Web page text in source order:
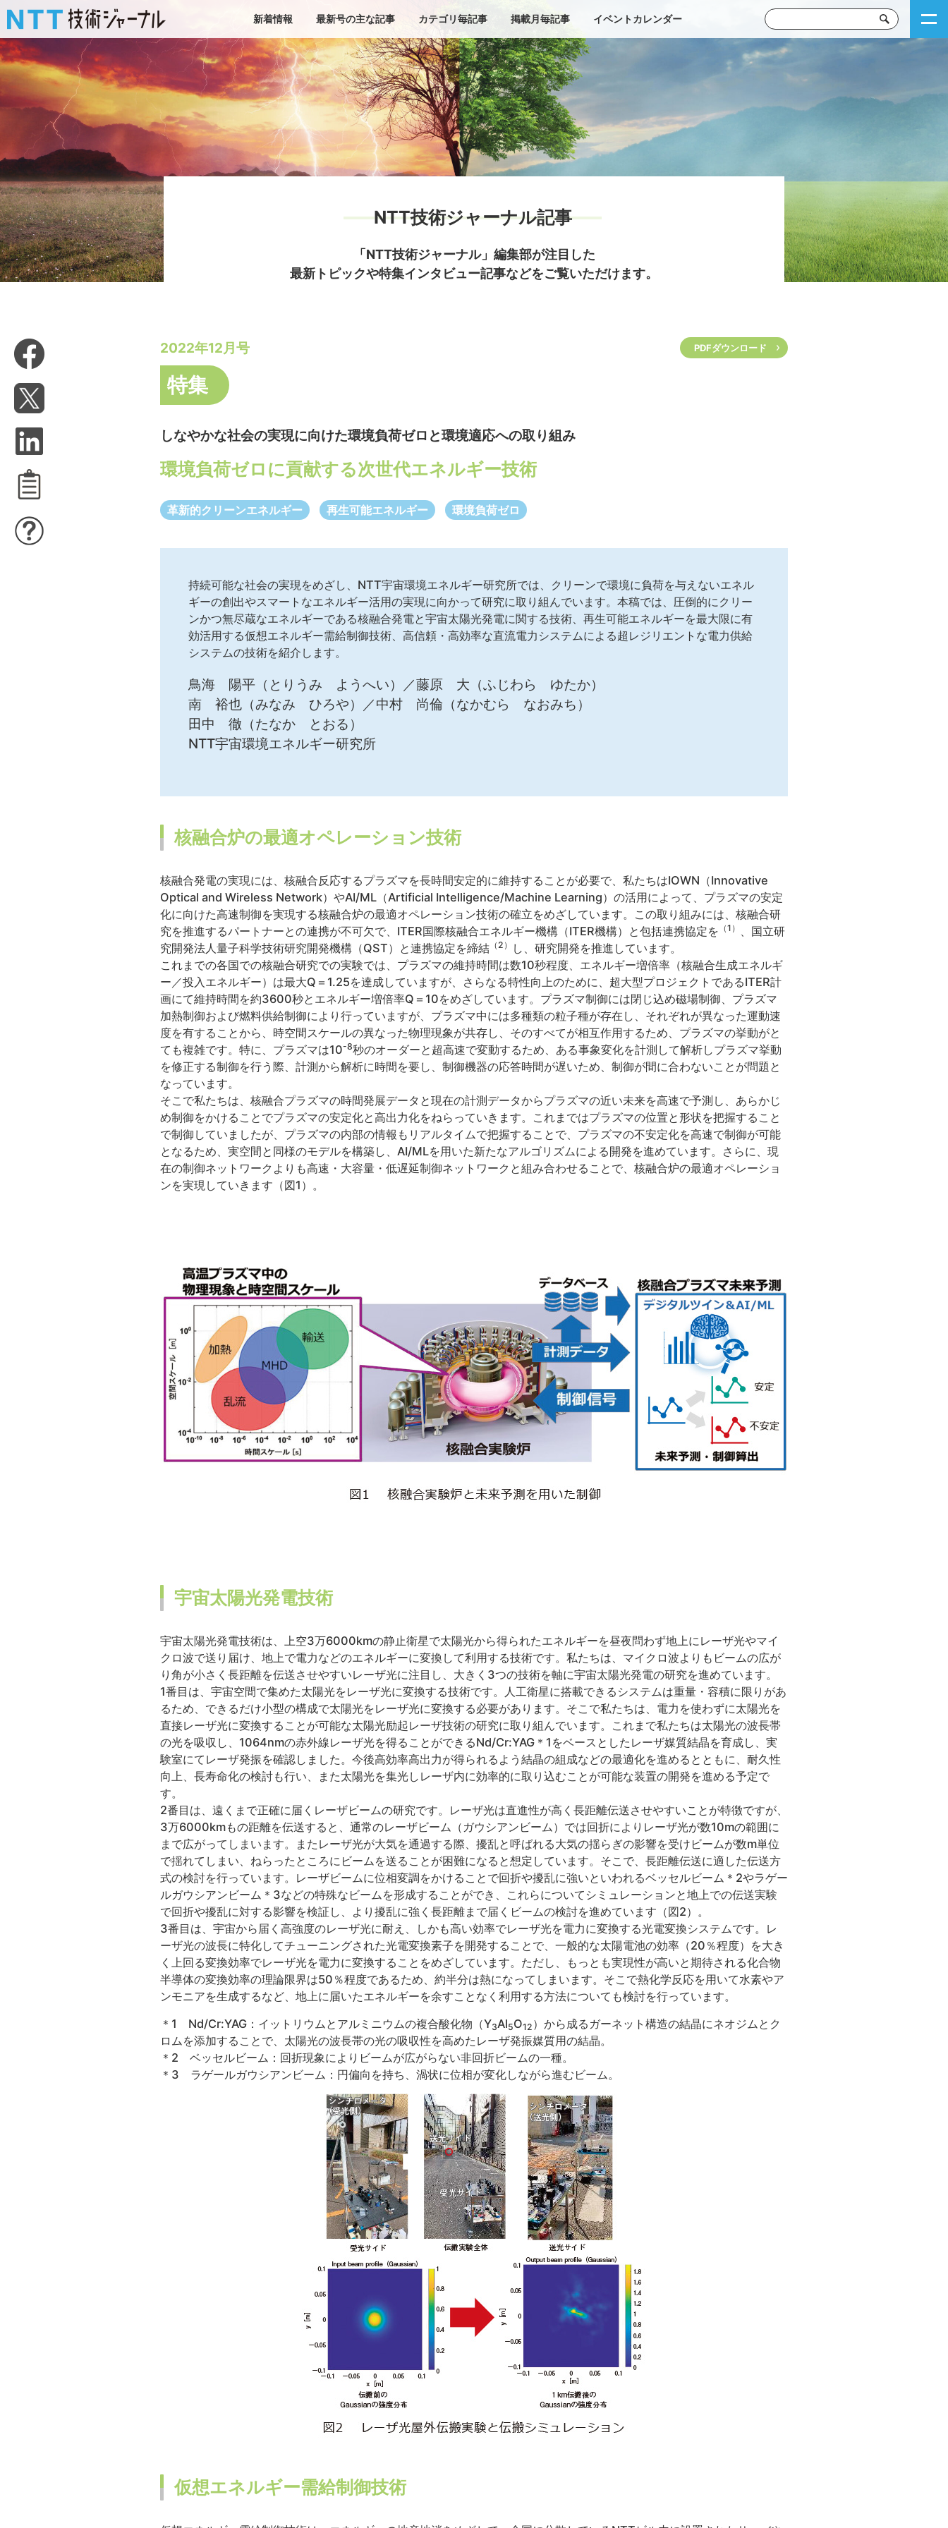
新着情報 最新号の主な記事 カテゴリ毎記事 掲載月毎記事 イベントカレンダー
NTT技術ジャーナル記事
「NTT技術ジャーナル」編集部が注目した
最新トピックや特集インタビュー記事などをご覧いただけます。
PDFダウンロード
2022年12月号
特集
しなやかな社会の実現に向けた環境負荷ゼロと環境適応への取り組み
環境負荷ゼロに貢献する次世代エネルギー技術
革新的クリーンエネルギー 再生可能エネルギー 環境負荷ゼロ
持続可能な社会の実現をめざし、NTT宇宙環境エネルギー研究所では、クリーンで環境に負荷を与えないエネル
ギーの創出やスマートなエネルギー活用の実現に向かって研究に取り組んでいます。本稿では、圧倒的にクリー
ンかつ無尽蔵なエネルギーである核融合発電と宇宙太陽光発電に関する技術、再生可能エネルギーを最大限に有
効活用する仮想エネルギー需給制御技術、高信頼・高効率な直流電力システムによる超レジリエントな電力供給
システムの技術を紹介します。
鳥海 陽平（とりうみ ようへい）／藤原 大（ふじわら ゆたか）
南 裕也（みなみ ひろや）／中村 尚倫（なかむら なおみち）
田中 徹（たなか とおる）
NTT宇宙環境エネルギー研究所
核融合炉の最適オペレーション技術
核融合発電の実現には、核融合反応するプラズマを長時間安定的に維持することが必要で、私たちはIOWN（Innovative
Optical and Wireless Network）やAI/ML（Artificial Intelligence/Machine Learning）の活用によって、プラズマの安定
化に向けた高速制御を実現する核融合炉の最適オペレーション技術の確立をめざしています。この取り組みには、核融合研
究を推進するパートナーとの連携が不可欠で、ITER国際核融合エネルギー機構（ITER機構）と包括連携協定を （1） 、国立研
究開発法人量子科学技術研究開発機構（QST）と連携協定を締結 （2）
し、研究開発を推進しています。
これまでの各国での核融合研究での実験では、プラズマの維持時間は数10秒程度、エネルギー増倍率（核融合生成エネルギ
ー／投入エネルギー）は最大Q＝1.25を達成していますが、さらなる特性向上のために、超大型プロジェクトであるITER計
画にて維持時間を約3600秒とエネルギー増倍率Q＝10をめざしています。プラズマ制御には閉じ込め磁場制御、プラズマ
加熱制御および燃料供給制御により行っていますが、プラズマ中には多種類の粒子種が存在し、それぞれが異なった運動速
度を有することから、時空間スケールの異なった物理現象が共存し、そのすべてが相互作用するため、プラズマの挙動がと
ても複雑です。特に、プラズマは10-8秒のオーダーと超高速で変動するため、ある事象変化を計測して解析しプラズマ挙動
を修正する制御を行う際、計測から解析に時間を要し、制御機器の応答時間が遅いため、制御が間に合わないことが問題と
なっています。
そこで私たちは、核融合プラズマの時間発展データと現在の計測データからプラズマの近い未来を高速で予測し、あらかじ
め制御をかけることでプラズマの安定化と高出力化をねらっていきます。これまではプラズマの位置と形状を把握すること
で制御していましたが、プラズマの内部の情報もリアルタイムで把握することで、プラズマの不安定化を高速で制御が可能
となるため、実空間と同様のモデルを構築し、AI/MLを用いた新たなアルゴリズムによる開発を進めています。さらに、現
在の制御ネットワークよりも高速・大容量・低遅延制御ネットワークと組み合わせることで、核融合炉の最適オペレーショ
ンを実現していきます（図1）。
宇宙太陽光発電技術
宇宙太陽光発電技術は、上空3万6000kmの静止衛星で太陽光から得られたエネルギーを昼夜問わず地上にレーザ光やマイ
クロ波で送り届け、地上で電力などのエネルギーに変換して利用する技術です。私たちは、マイクロ波よりもビームの広が
り角が小さく長距離を伝送させやすいレーザ光に注目し、大きく3つの技術を軸に宇宙太陽光発電の研究を進めています。
1番目は、宇宙空間で集めた太陽光をレーザ光に変換する技術です。人工衛星に搭載できるシステムは重量・容積に限りがあ
るため、できるだけ小型の構成で太陽光をレーザ光に変換する必要があります。そこで私たちは、電力を使わずに太陽光を
直接レーザ光に変換することが可能な太陽光励起レーザ技術の研究に取り組んでいます。これまで私たちは太陽光の波長帯
の光を吸収し、1064nmの赤外線レーザ光を得ることができるNd/Cr:YAG＊1をベースとしたレーザ媒質結晶を育成し、実
験室にてレーザ発振を確認しました。今後高効率高出力が得られるよう結晶の組成などの最適化を進めるとともに、耐久性
向上、長寿命化の検討も行い、また太陽光を集光しレーザ内に効率的に取り込むことが可能な装置の開発を進める予定で
す。
2番目は、遠くまで正確に届くレーザビームの研究です。レーザ光は直進性が高く長距離伝送させやすいことが特徴ですが、
3万6000kmもの距離を伝送すると、通常のレーザビーム（ガウシアンビーム）では回折によりレーザ光が数10mの範囲に
まで広がってしまいます。またレーザ光が大気を通過する際、擾乱と呼ばれる大気の揺らぎの影響を受けビームが数m単位
で揺れてしまい、ねらったところにビームを送ることが困難になると想定しています。そこで、長距離伝送に適した伝送方
式の検討を行っています。レーザビームに位相変調をかけることで回折や擾乱に強いといわれるベッセルビーム＊2やラゲー
ルガウシアンビーム＊3などの特殊なビームを形成することができ、これらについてシミュレーションと地上での伝送実験
で回折や擾乱に対する影響を検証し、より擾乱に強く長距離まで届くビームの検討を進めています（図2）。
3番目は、宇宙から届く高強度のレーザ光に耐え、しかも高い効率でレーザ光を電力に変換する光電変換システムです。レ
ーザ光の波長に特化してチューニングされた光電変換素子を開発することで、一般的な太陽電池の効率（20％程度）を大き
く上回る変換効率でレーザ光を電力に変換することをめざしています。ただし、もっとも実現性が高いと期待される化合物
半導体の変換効率の理論限界は50％程度であるため、約半分は熱になってしまいます。そこで熱化学反応を用いて水素やア
ンモニアを生成するなど、地上に届いたエネルギーを余すことなく利用する方法についても検討を行っています。
＊1 Nd/Cr:YAG：イットリウムとアルミニウムの複合酸化物（Y3Al5O12 ）から成るガーネット構造の結晶にネオジムとク
ロムを添加することで、太陽光の波長帯の光の吸収性を高めたレーザ発振媒質用の結晶。
＊2 ベッセルビーム：回折現象によりビームが広がらない非回折ビームの一種。
＊3 ラゲールガウシアンビーム：円偏向を持ち、渦状に位相が変化しながら進むビーム。
仮想エネルギー需給制御技術